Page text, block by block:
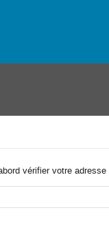
vérifier votre